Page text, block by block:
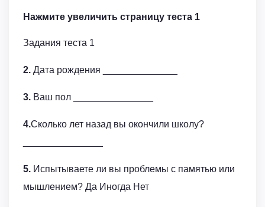
Нажмите увеличить страницу теста 1
Задания теста 1
2. Дата рождения ______________
3. Ваш пол _______________
4.Сколько лет назад вы окончили школу?
5. Испытываете ли вы проблемы с памятью или
мышлением? Да Иногда Нет